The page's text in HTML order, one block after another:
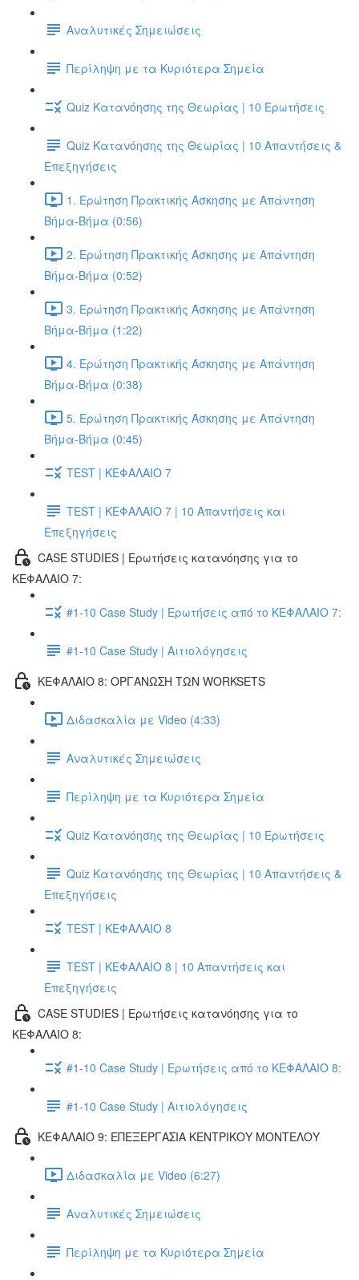
Αναλυτικές Σημειώσεις
Περίληψη με τα Κυριότερα Σημεία
Quiz Κατανόησης της Θεωρίας | 10 Ερωτήσεις
Quiz Κατανόησης της Θεωρίας | 10 Απαντήσεις &
Επεξηγήσεις
1. Ερώτηση Πρακτικής Άσκησης με Απάντηση
Βήμα-Βήμα (0:56)
2. Ερώτηση Πρακτικής Άσκησης με Απάντηση
Βήμα-Βήμα (0:52)
3. Ερώτηση Πρακτικής Άσκησης με Απάντηση
Βήμα-Βήμα (1:22)
4. Ερώτηση Πρακτικής Άσκησης με Απάντηση
Βήμα-Βήμα (0:38)
5. Ερώτηση Πρακτικής Άσκησης με Απάντηση
Βήμα-Βήμα (0:45)
TEST | ΚΕΦΑΛΑΙΟ 7
TEST | ΚΕΦΑΛΑΙΟ 7 | 10 Απαντήσεις και
Επεξηγήσεις
CASE STUDIES | Ερωτήσεις κατανόησης για το
ΚΕΦΑΛΑΙΟ 7:
#1-10 Case Study | Ερωτήσεις από το ΚΕΦΑΛΑΙΟ 7:
#1-10 Case Study | Αιτιολόγησεις
ΚΕΦΑΛΑΙΟ 8: ΟΡΓΑΝΩΣΗ ΤΩΝ WORKSETS
Διδασκαλία με Video (4:33)
Αναλυτικές Σημειώσεις
Περίληψη με τα Κυριότερα Σημεία
Quiz Κατανόησης της Θεωρίας | 10 Ερωτήσεις
Quiz Κατανόησης της Θεωρίας | 10 Απαντήσεις &
Επεξηγήσεις
TEST | ΚΕΦΑΛΑΙΟ 8
TEST | ΚΕΦΑΛΑΙΟ 8 | 10 Απαντήσεις και
Επεξηγήσεις
CASE STUDIES | Ερωτήσεις κατανόησης για το
ΚΕΦΑΛΑΙΟ 8:
#1-10 Case Study | Ερωτήσεις από το ΚΕΦΑΛΑΙΟ 8:
#1-10 Case Study | Αιτιολόγησεις
ΚΕΦΑΛΑΙΟ 9: ΕΠΕΞΕΡΓΑΣΙΑ ΚΕΝΤΡΙΚΟΥ ΜΟΝΤΕΛΟΥ
Διδασκαλία με Video (6:27)
Αναλυτικές Σημειώσεις
Περίληψη με τα Κυριότερα Σημεία